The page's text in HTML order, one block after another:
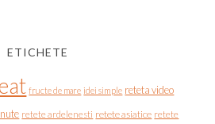
ETICHETE
fructe de mare idei simple reteta video
retete ardelenesti retete asiatice retete